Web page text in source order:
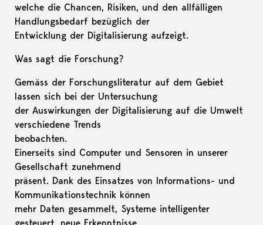
welche die Chancen, Risiken, und den allfälligen
Handlungsbedarf bezüglich der
Entwicklung der Digitalisierung aufzeigt.
Was sagt die Forschung?
Gemäss der Forschungsliteratur auf dem Gebiet
lassen sich bei der Untersuchung
der Auswirkungen der Digitalisierung auf die Umwelt
verschiedene Trends
beobachten.
Einerseits sind Computer und Sensoren in unserer
Gesellschaft zunehmend
präsent. Dank des Einsatzes von Informations- und
Kommunikationstechnik können
mehr Daten gesammelt, Systeme intelligenter